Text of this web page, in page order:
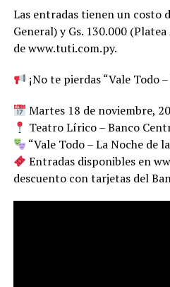
Las entradas tienen un costo
General) y Gs. 130.000
de www.tuti.com.py.
¡No te pierdas “Vale Todo
Martes 18 de noviembre,
Teatro Lírico – Banco
“Vale Todo – La Noche de
Entradas disponibles en
descuento con tarjetas del